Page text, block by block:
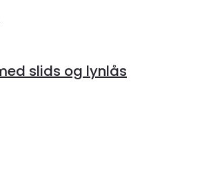
slids og lynlås